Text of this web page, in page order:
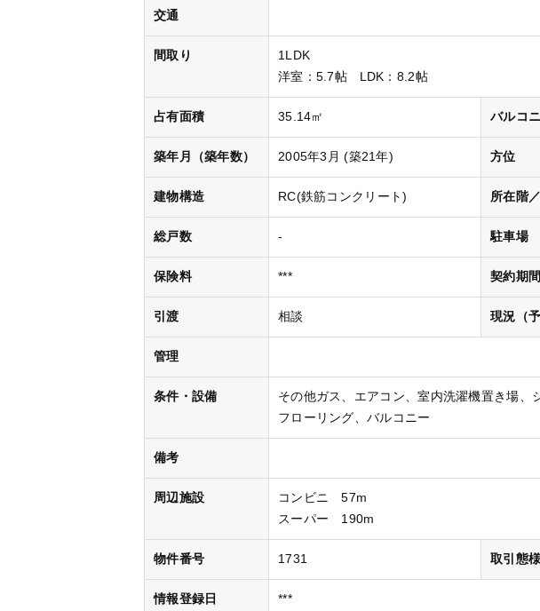
交通
間取り
1LDK
洋室 ：5.7帖 LDK ：8.2帖
占有面積 35.14㎡ バルコ
築年月（築年数） 2005年3月 (築21年) 方位
建物構造 RC(鉄筋コンクリート) 所在階
総戸数 - 駐車場
保険料 *** 契約期間
引渡 相談 現況（
管理
条件・設備 その他ガス エアコン 室内洗濯機置き場
フローリング
バルコニー
備考
周辺施設
コンビニ 57m
スーパー 190m
物件番号 1731 取引態様
情報登録日 ***